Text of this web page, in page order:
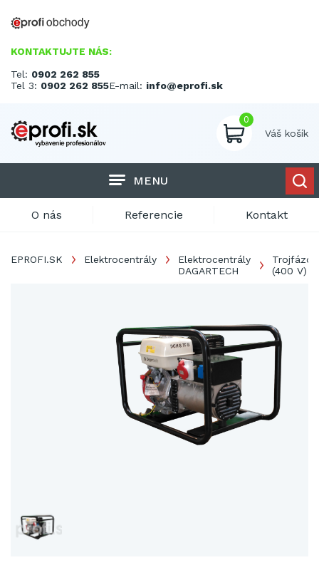
KONTAKTUJTE NÁS:
Tel: 0902 262 855
Tel 3: 0902 262 855E-mail: info@eprofi.sk
0
Váš košík
MENU
O nás Referencie Kontakt
EPROFI.SK Elektrocentrály
Elektrocentrály
DAGARTECH
(400 V)